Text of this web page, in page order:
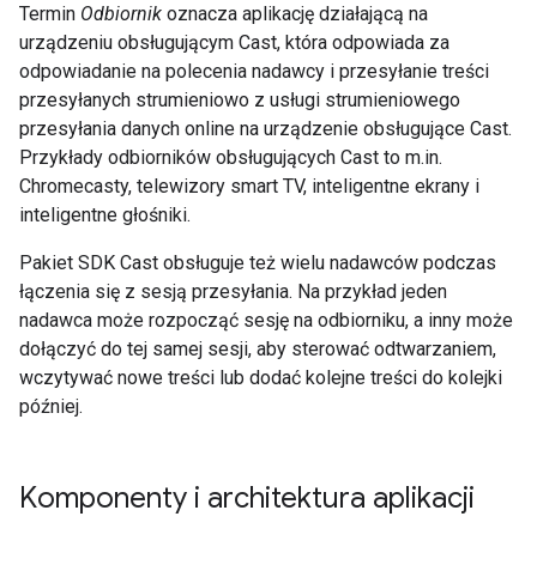
Termin Odbiornik oznacza aplikację działającą na
urządzeniu obsługującym Cast, która odpowiada za
odpowiadanie na polecenia nadawcy i przesyłanie treści
przesyłanych strumieniowo z usługi strumieniowego
przesyłania danych online na urządzenie obsługujące Cast.
Przykłady odbiorników obsługujących Cast to m.in.
Chromecasty, telewizory smart TV, inteligentne ekrany i
inteligentne głośniki.
Pakiet SDK Cast obsługuje też wielu nadawców podczas
łączenia się z sesją przesyłania. Na przykład jeden
nadawca może rozpocząć sesję na odbiorniku, a inny może
dołączyć do tej samej sesji, aby sterować odtwarzaniem,
wczytywać nowe treści lub dodać kolejne treści do kolejki
później.
Komponenty i architektura aplikacji